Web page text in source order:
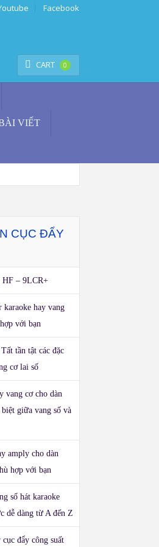
Facebook
CART 0
VIẾT
CỤC ĐẨY
HF – 9LCR+
karaoke hay vang
với bạn
tần tật các đặc
cơ lai số
vang cơ cho dàn
giữa vang số và
amply cho dàn
hợp với bạn
số hát karaoke
dễ dàng từ A đến Z
đẩy công suất